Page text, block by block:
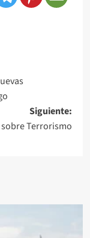
Siguiente:
sobre Terrorismo